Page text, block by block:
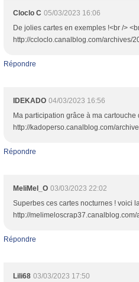
Cloclo C 05/03/2023 16:06
De jolies cartes en exemples !<br />
http://ccloclo.canalblog.com/archives/
Répondre
IDEKADO 04/03/2023 16:56
Ma participation grâce à ma
http://kadoperso.canalblog.com/
Répondre
MeliMel_O 03/03/2023 22:02
Superbes ces cartes nocturnes ! voici
http://
Répondre
Lili68 03/03/2023 17:50